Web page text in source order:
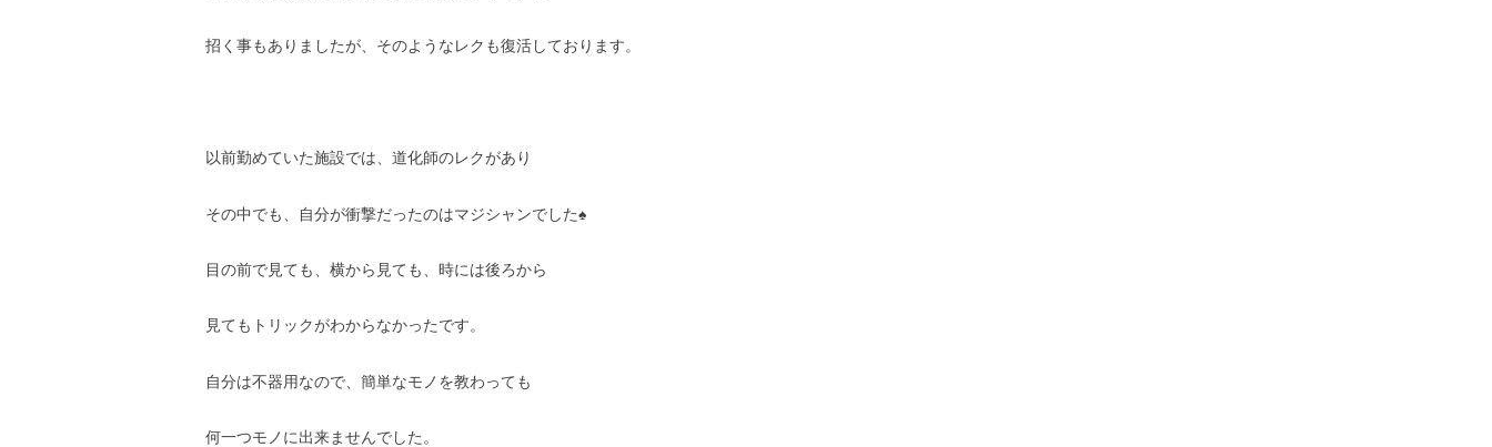
招く事もありましたが、そのようなレクも復活しております。
以前勤めていた施設では、道化師のレクがあり
その中でも、自分が衝撃だったのはマジシャンでした♠
目の前で見ても、横から見ても、時には後ろから
見てもトリックがわからなかったです。
自分は不器用なので、簡単なモノを教わっても
何一つモノに出来ませんでした。